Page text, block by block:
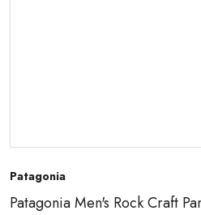
Patagonia
Patagonia Men's Rock Craft